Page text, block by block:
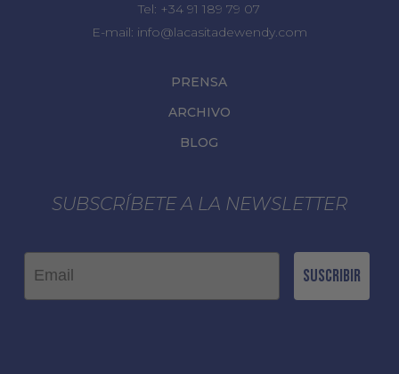
Tel: +34 91 189 79 07
E-mail: info@lacasitadewendy.com
PRENSA
ARCHIVO
BLOG
SUBSCRÍBETE A LA NEWSLETTER
Email
Suscribir